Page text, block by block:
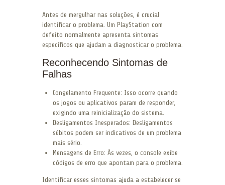
Antes de mergulhar nas soluções, é crucial
identificar o problema. Um PlayStation com
defeito normalmente apresenta sintomas
específicos que ajudam a diagnosticar o problema.
Reconhecendo Sintomas de
Falhas
Congelamento Frequente: Isso ocorre quando
os jogos ou aplicativos param de responder,
exigindo uma reinicialização do sistema.
Desligamentos Inesperados: Desligamentos
súbitos podem ser indicativos de um problema
mais sério.
Mensagens de Erro: Às vezes, o console exibe
códigos de erro que apontam para o problema.
Identificar esses sintomas ajuda a estabelecer se